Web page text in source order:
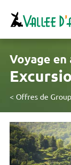
Voyage
< Offres de